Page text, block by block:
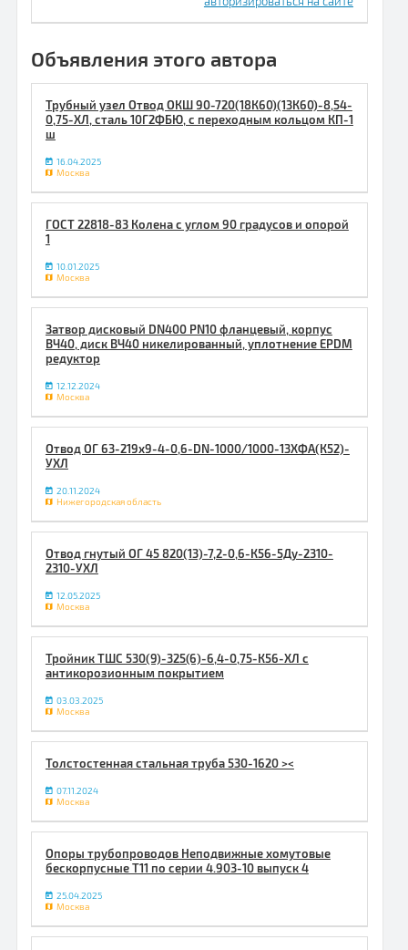
Объявления этого автора
Трубный узел Отвод ОКШ 90-720(18К60)(13К60)-8,54-
0,75-ХЛ, сталь 10Г2ФБЮ, с переходным кольцом КП-1
ш
16.04.2025
Москва
ГОСТ 22818-83 Колена с углом 90 градусов и опорой
1
10.01.2025
Москва
Затвор дисковый DN400 PN10 фланцевый, корпус
ВЧ40, диск ВЧ40 никелированный, уплотнениe EPDM
редуктор
12.12.2024
Москва
Отвод ОГ 63-219х9-4-0,6-DN-1000/1000-13ХФА(К52)-
УХЛ
20.11.2024
Нижегородская область
Отвод гнутый ОГ 45 820(13)-7,2-0,6-К56-5Ду-2310-
2310-УХЛ
12.05.2025
Москва
Тройник ТШС 530(9)-325(6)-6,4-0,75-К56-ХЛ с
антикорозионным покрытием
03.03.2025
Москва
Толстостенная стальная труба 530-1620 ><
07.11.2024
Москва
Опоры трубопроводов Неподвижные хомутовые
бескорпусные Т11 по серии 4.903-10 выпуск 4
25.04.2025
Москва